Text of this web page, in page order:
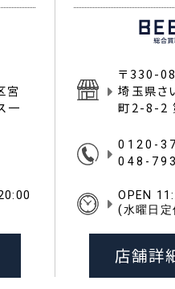
宮
一
〒330-
埼玉県さ
町2-8-2
0120-
048-
OPEN
(水曜日定
店舗詳